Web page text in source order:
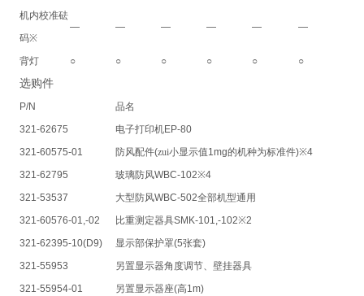
机内校准砝
码※
— — — — — —
背灯 ○ ○ ○ ○ ○ ○
选购件
P/N
品名
321-62675
电子打印机EP-80
321-60575-01
防风配件(zui小显示值1mg的机种为标准件)※4
321-62795
玻璃防风WBC-102※4
321-53537
大型防风WBC-502全部机型通用
321-60576-01,-02
比重测定器具SMK-101,-102※2
321-62395-10(D9)
显示部保护罩(5张套)
321-55953
另置显示器角度调节、壁挂器具
321-55954-01
另置显示器座(高1m)